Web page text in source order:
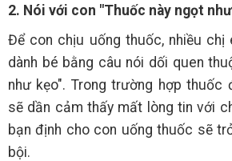
2. Nói với con "Thuốc này ngọt
Để con chịu uống thuốc, nhiều chị
dành bé bằng câu nói dối quen
như kẹo". Trong trường hợp thuốc
sẽ dần cảm thấy mất lòng tin với
bạn định cho con uống thuốc sẽ
bội.